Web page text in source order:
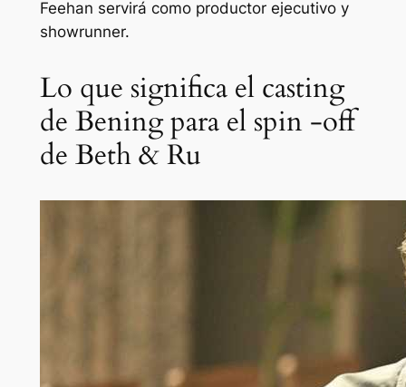
Feehan servirá como productor ejecutivo y
showrunner.
Lo que significa el casting
de Bening para el spin -off
de Beth & Ru